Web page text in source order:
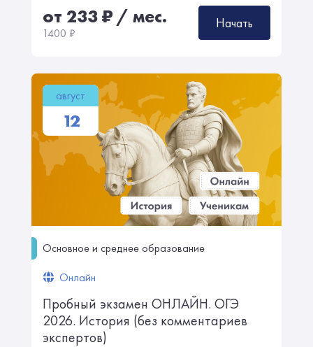
от 233₽/ мес.
1400 ₽
Начать
август
12
Основное и среднее образование
Онлайн
Пробный экзамен ОНЛАЙН. ㅤㅤОГЭ
2026. История ㅤㅤㅤㅤㅤㅤ(без комментариев
экспертов)